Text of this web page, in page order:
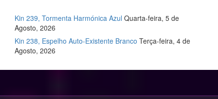
Kin 239, Tormenta Harmónica Azul Quarta-feira, 5 de
Agosto, 2026
Kin 238, Espelho Auto-Existente Branco Terça-feira, 4 de
Agosto, 2026